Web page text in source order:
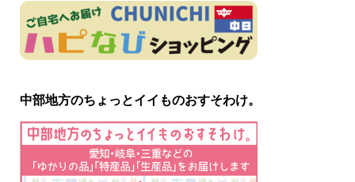
中部地方のちょっとイイものおすそわけ。